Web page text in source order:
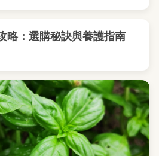
略：選購秘訣與養護指南